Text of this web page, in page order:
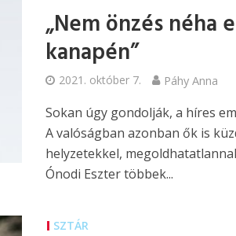
„Nem önzés néha
kanapén”
2021. október 7. Páhy Anna
Sokan úgy gondolják, a híres
A valóságban azonban ők is
helyzetekkel,
Ónodi Eszter többek...
SZTÁR